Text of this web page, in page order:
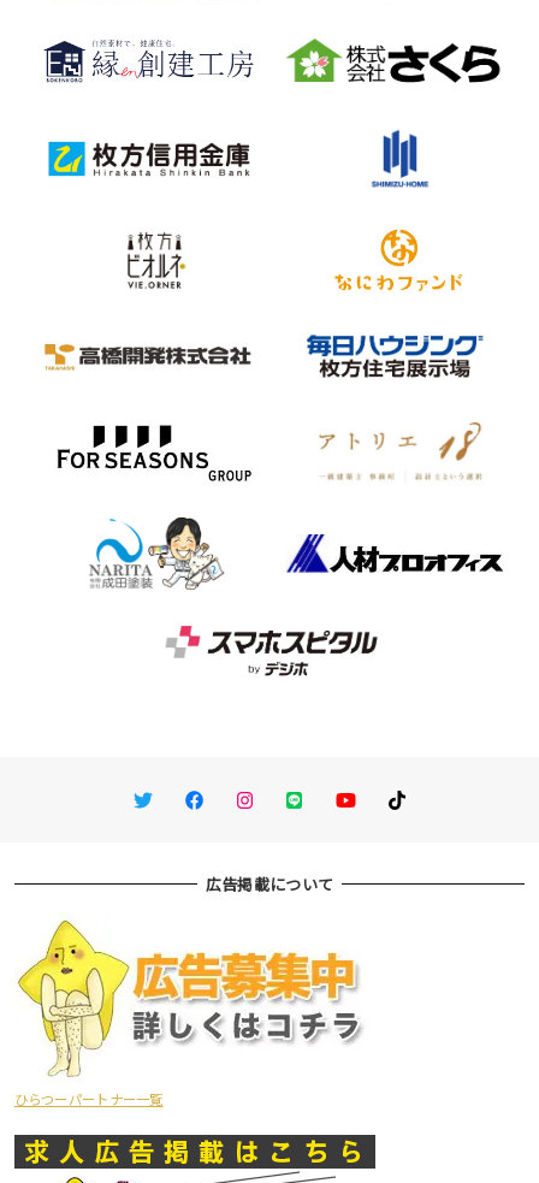
TwitterFacebookInstagram
LINE You TubeTikTok
広告掲載について
ひらつーパートナー一覧